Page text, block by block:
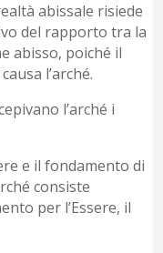
abissale risiede
del rapporto tra la
abisso, poiché il
l’arché.
l’arché i
e il fondamento di
consiste
per l’Essere, il